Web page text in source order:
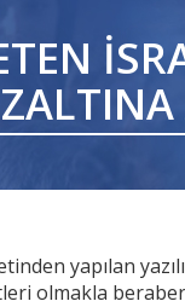
yapılan
olmakla